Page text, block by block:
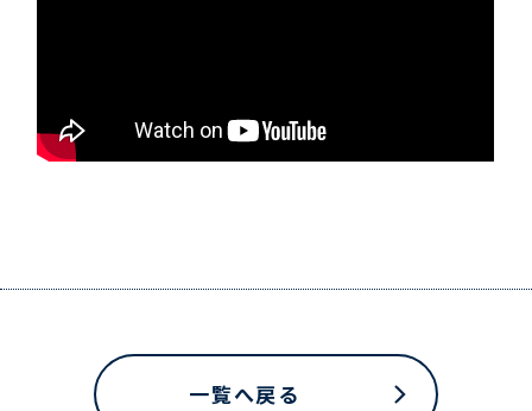
一覧へ戻る